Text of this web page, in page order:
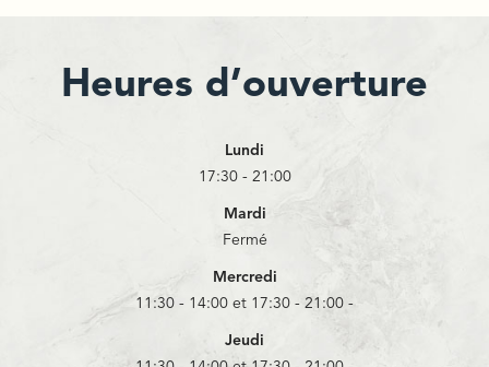
Heures d’ouverture
Lundi
17:30 - 21:00
Mardi
Fermé
Mercredi
11:30 - 14:00 et 17:30 - 21:00 -
Jeudi